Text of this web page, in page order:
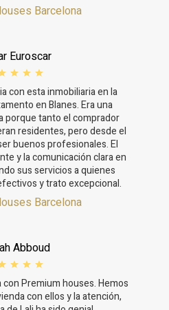
Barcelona
Euroscar
con esta inmobiliaria en la
en Blanes. Era una
porque tanto el comprador
residentes, pero desde el
buenos profesionales. El
y la comunicación clara en
sus servicios a quienes
y trato excepcional.
Barcelona
Abboud
Premium houses. Hemos
con ellos y la atención,